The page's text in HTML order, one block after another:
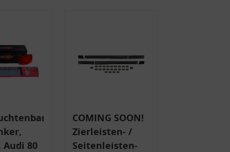
Audi 80
COMING SOON!
Zierleisten- /
Seitenleisten-